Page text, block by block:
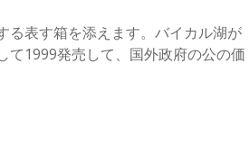
る表す箱を添えます。バイカル湖が
て1999発売して、国外政府の公の価